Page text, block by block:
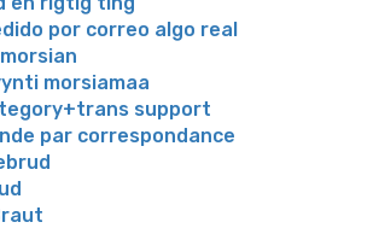
por correo algo real
morsiamaa
support
par correspondance